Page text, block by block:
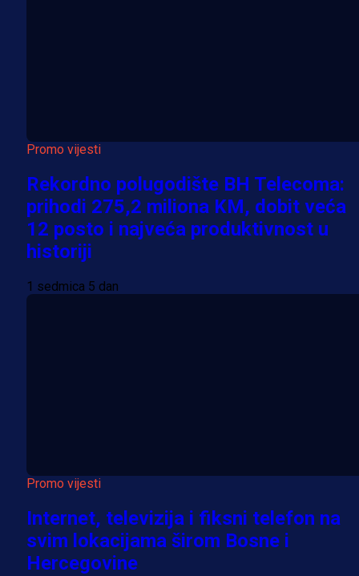
Promo vijesti
Rekordno polugodište BH Telecoma:
prihodi 275,2 miliona KM, dobit veća
12 posto i najveća produktivnost u
historiji
1 sedmica 5 dan
Promo vijesti
Internet, televizija i fiksni telefon na
svim lokacijama širom Bosne i
Hercegovine